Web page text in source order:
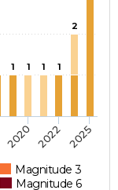
1 1 1 1
2
Magnitude 3
Magnitude 6
2020 2022 2025